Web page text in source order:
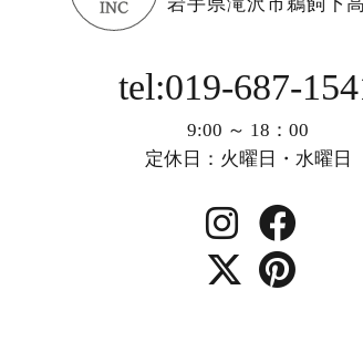
tel:019-687-
9:00 ～ 18：00
定休日：火曜日・水曜日